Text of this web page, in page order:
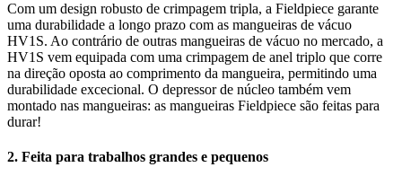
Com um design robusto de crimpagem tripla, a Fieldpiece garante
uma durabilidade a longo prazo com as mangueiras de vácuo
HV1S. Ao contrário de outras mangueiras de vácuo no mercado, a
HV1S vem equipada com uma crimpagem de anel triplo que corre
na direção oposta ao comprimento da mangueira, permitindo uma
durabilidade excecional. O depressor de núcleo também vem
montado nas mangueiras: as mangueiras Fieldpiece são feitas para
durar!
2. Feita para trabalhos grandes e pequenos